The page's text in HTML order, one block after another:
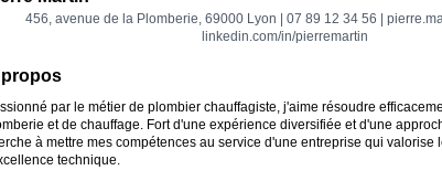
456, avenue de la Plomberie, 69000 Lyon | 07 89 12 34 56 |
linkedin.com/in/pierremartin
par le métier de plombier chauffagiste, j'aime résoudre
et de chauffage. Fort d'une expérience diversifiée et d'une
à mettre mes compétences au service d'une entreprise qui valorise
technique.